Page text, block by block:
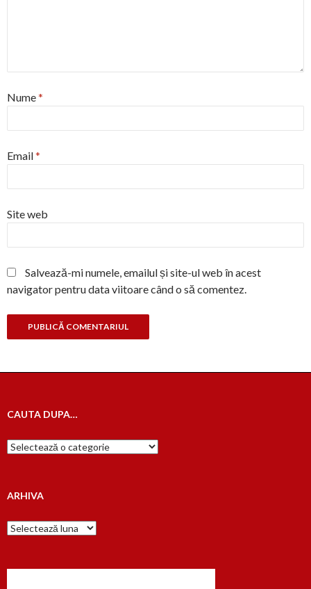
Nume*
Email*
Site web
Salvează-mi numele, emailul și site-ul web în acest
navigator pentru data viitoare când o să comentez.
CAUTA DUPA…
Cauta
dupa…
ARHIVA
Arhiva